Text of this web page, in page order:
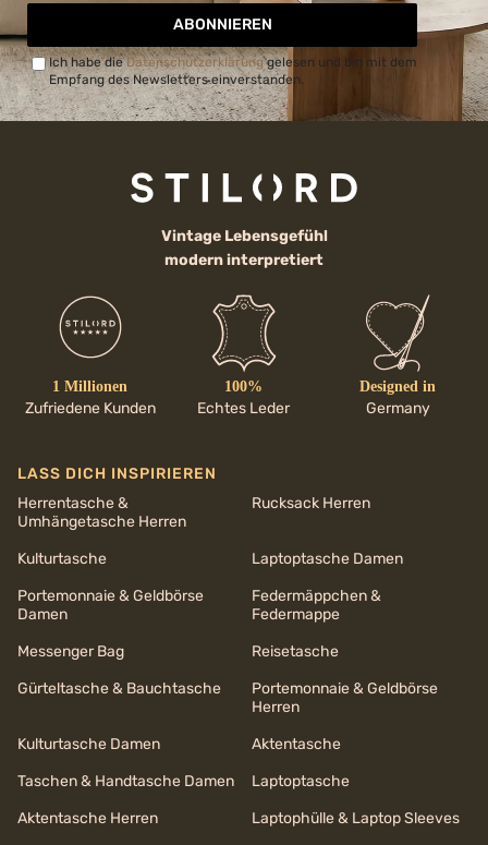
ABONNIEREN
Ich habe dieDatenschutzerklärunggelesen und bin mit dem
Empfang des Newsletters einverstanden.
Vintage Lebensgefühl
modern interpretiert
1 Millionen
Zufriedene Kunden
100%
Echtes Leder
Designed in
Germany
LASS DICH INSPIRIEREN
Herrentasche &
Umhängetasche Herren
Rucksack Herren
Kulturtasche
Laptoptasche Damen
Portemonnaie & Geldbörse
Damen
Federmäppchen &
Federmappe
Messenger Bag
Reisetasche
Gürteltasche & Bauchtasche
Portemonnaie & Geldbörse
Herren
Kulturtasche Damen
Aktentasche
Taschen & Handtasche Damen
Laptoptasche
Aktentasche Herren
Laptophülle & Laptop Sleeves